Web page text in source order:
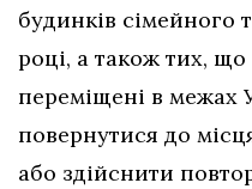
будинків сімейного
році, а також тих,
переміщені в межах
повернутися до
або здійснити